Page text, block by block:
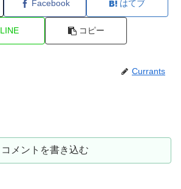
Facebook はてブ
LINE コピー
Currants
コメントを書き込む